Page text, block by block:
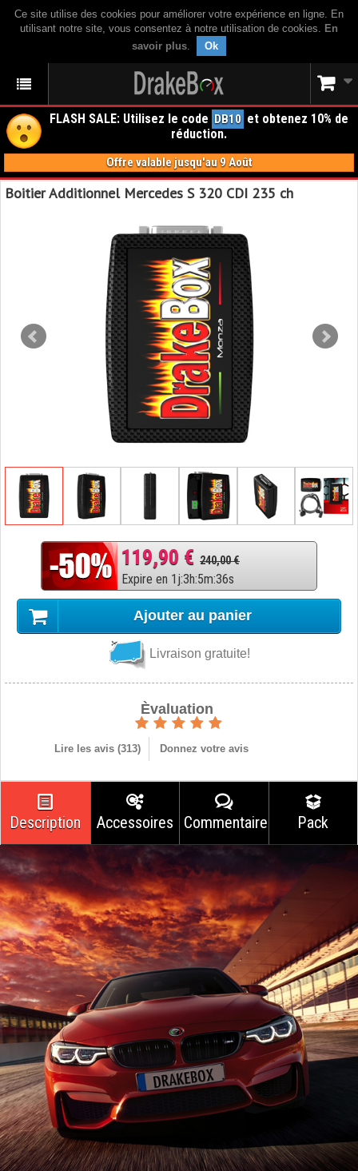
Ce site utilise des cookies pour améliorer votre expérience en ligne. En
utilisant notre site, vous consentez à notre utilisation de cookies. En
savoir plus. Ok
FLASH SALE: Utilisez le code DB10 et obtenez 10% de
réduction.
Offre valable jusqu'au 9 Août
Boitier Additionnel Mercedes S 320 CDI 235 ch
119,90 € 240,00 €
Expire en 1j:3h:5m:35s
Ajouter au panier
Livraison gratuite!
Èvaluation
Lire les avis (313) Donnez votre avis
Description Accessoires Commentaires Pack